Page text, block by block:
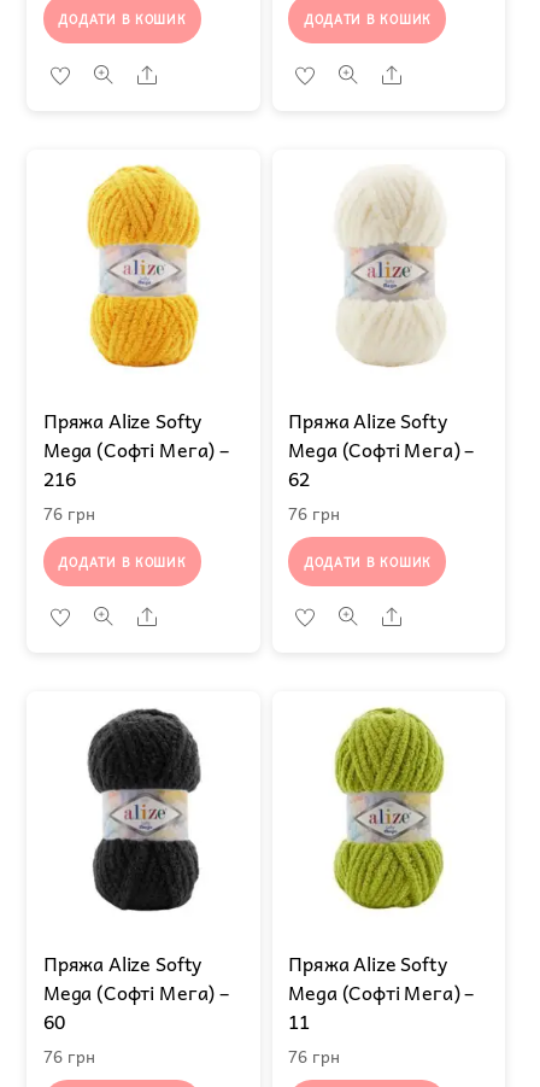
ДОДАТИ В КОШИК
Share
ДОДАТИ В КОШИК
Share
Пряжа Alize Softy
Mega (Софті Мега) –
216
76 грн
ДОДАТИ В КОШИК
Share
Пряжа Alize Softy
Mega (Софті Мега) –
62
76 грн
ДОДАТИ В КОШИК
Share
Пряжа Alize Softy
Mega (Софті Мега) –
60
76 грн
Пряжа Alize Softy
Mega (Софті Мега) –
11
76 грн